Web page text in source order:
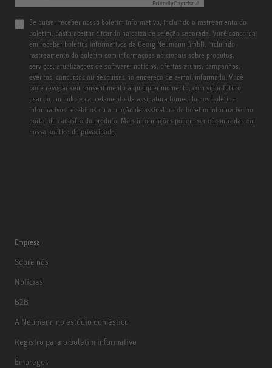
FriendlyCaptcha ⇗
Se quiser receber nosso boletim informativo, incluindo o rastreamento do
boletim, basta aceitar clicando na caixa de seleção separada. Você concorda
em receber boletins informativos da Georg Neumann GmbH, incluindo
rastreamento do boletim com informações adicionais sobre produtos,
serviços, atualizações de software, notícias, ofertas atuais, campanhas,
eventos, concursos ou pesquisas no endereço de e-mail informado. Você
pode revogar seu consentimento a qualquer momento, com vigor futuro
usando um link de cancelamento de assinatura fornecido nos boletins
informativos recebidos ou a função de assinatura do boletim informativo no
portal de cadastro do produto. Mais informações podem ser encontradas em
nossa política de privacidade.
Empresa
Sobre nós
Notícias
B2B
A Neumann no estúdio doméstico
Registro para o boletim informativo
Empregos